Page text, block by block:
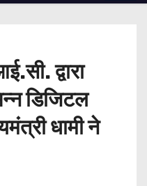
द्वारा
डिजिटल
धामी ने